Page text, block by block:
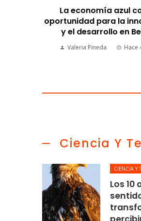
La economía azul
oportunidad para la
y el desarrollo en
Valeria Pineda Hace
Ciencia Y
CIENCIA Y
Los